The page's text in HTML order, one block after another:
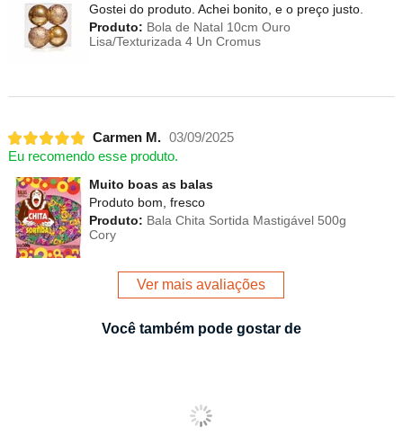
Gostei do produto. Achei bonito, e o preço justo.
Produto: Bola de Natal 10cm Ouro
Lisa/Texturizada 4 Un Cromus
Carmen M. 03/09/2025
Eu recomendo esse produto.
Muito boas as balas
Produto bom, fresco
Produto: Bala Chita Sortida Mastigável 500g
Cory
Ver mais avaliações
Você também pode gostar de